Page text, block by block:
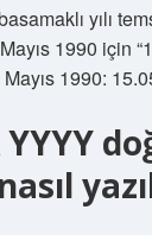
yılı
1990 için
1990:
YYYY